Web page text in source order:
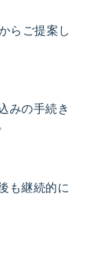
らご提案し
みの手続き
も継続的に